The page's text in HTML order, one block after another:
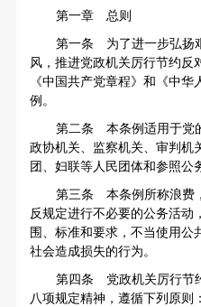
第一章 总则
第一条 为了进一步弘扬
风，推进党政机关厉行节约反
《中国共产党章程》和《中
例。
第二条 本条例适用于党
政协机关、监察机关、审判机
团、妇联等人民团体和参照公
第三条 本条例所称浪费
反规定进行不必要的公务活动
围、标准和要求，不当使用公
社会造成损失的行为。
第四条 党政机关厉行节
八项规定精神，遵循下列原则